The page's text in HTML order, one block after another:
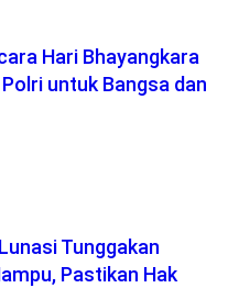
Hari Bhayangkara
untuk Bangsa dan
Tunggakan
Pastikan Hak